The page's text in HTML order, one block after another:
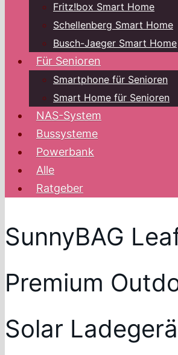
Fritz!box Smart Home
Schellenberg Smart Home
Busch-Jaeger Smart Home
Für Senioren
Smartphone für Senioren
Smart Home für Senioren
NAS-System
Bussysteme
Powerbank
Alle
Ratgeber
SunnyBAG
Premium
Solar